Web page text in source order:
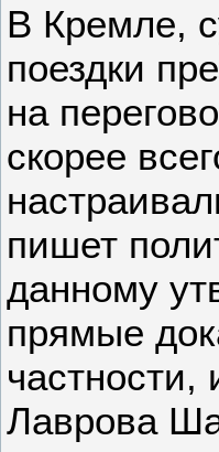
В Кремле,
поездки
на
скорее
пишет
данному
прямые
Лаврова